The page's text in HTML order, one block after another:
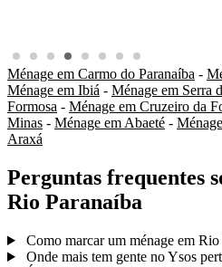
Ménage em Carmo do Paranaíba -
Ménage em Ibiá - Ménage em Serra
Formosa - Ménage em Cruzeiro da
Minas - Ménage em Abaeté -
Araxá
Perguntas frequentes
Rio Paranaíba
Como marcar um ménage em Rio
Onde mais tem gente no Ysos